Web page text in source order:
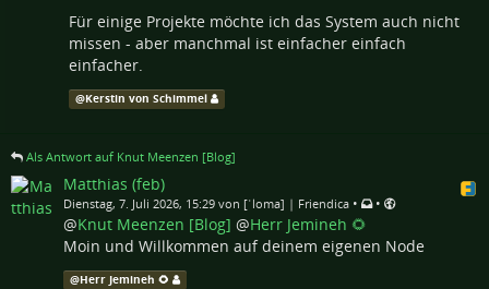
Für einige Projekte möchte ich das System auch nicht
missen - aber manchmal ist einfacher einfach
einfacher.
@Kerstin von Schimmel
Als Antwort auf Knut Meenzen [Blog]
Matthias (feb)
Dienstag, 7. Juli 2026, 15:29 von [ˈloma] | Friendica • •
@Knut Meenzen [Blog] @Herr Jemineh 🌻
Moin und Willkommen auf deinem eigenen Node
@Herr Jemineh 🌻